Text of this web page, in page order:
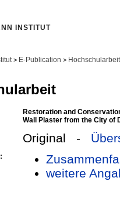
INSTITUT
> E-Publication >
Restoration and
Wall Plaster from the City of
Original -
weitere